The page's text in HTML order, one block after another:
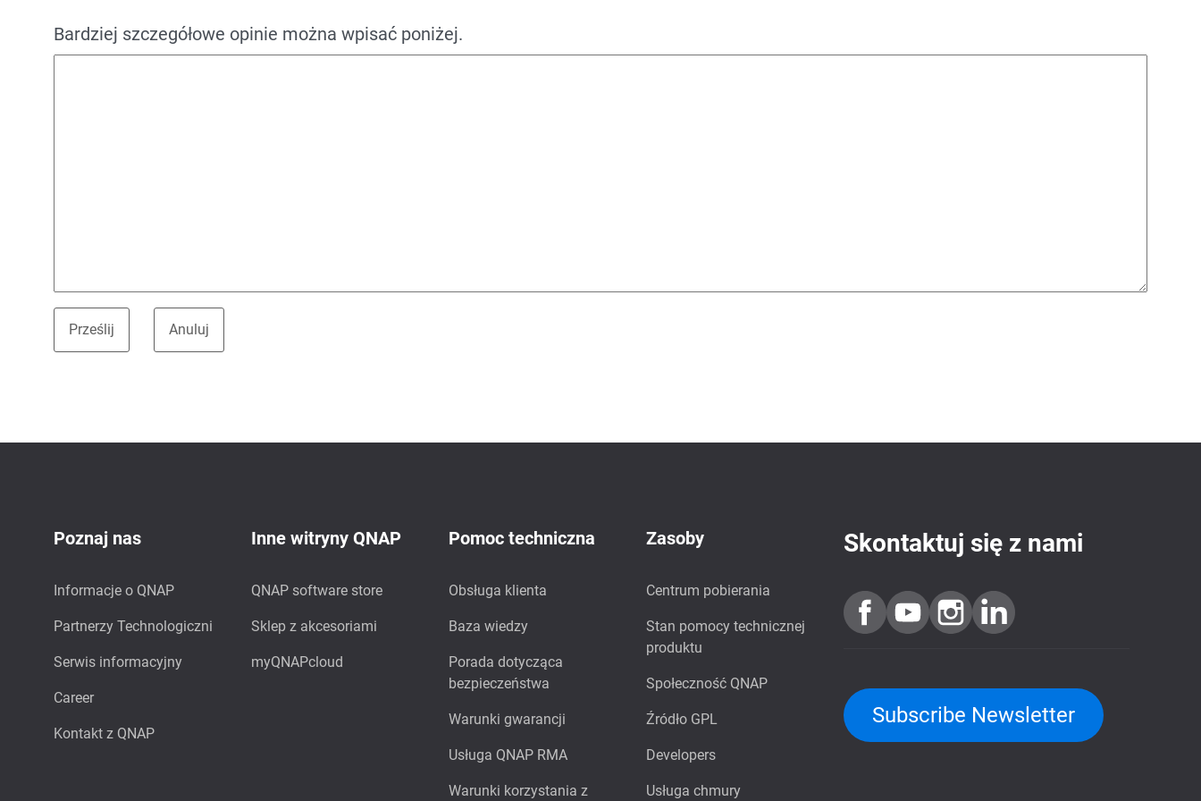
Bardziej szczegółowe opinie można wpisać poniżej.
Poznaj nas
Informacje o QNAP
Partnerzy Technologiczni
Serwis informacyjny
Career
Kontakt z QNAP
Inne witryny QNAP
QNAP software store
Sklep z akcesoriami
myQNAPcloud
Pomoc techniczna
Obsługa klienta
Baza wiedzy
Porada dotycząca
bezpieczeństwa
Warunki gwarancji
Usługa QNAP RMA
Warunki korzystania z
Zasoby
Centrum pobierania
Stan pomocy technicznej
produktu
Społeczność QNAP
Źródło GPL
Developers
Usługa chmury
Skontaktuj się z nami
Subscribe Newsletter